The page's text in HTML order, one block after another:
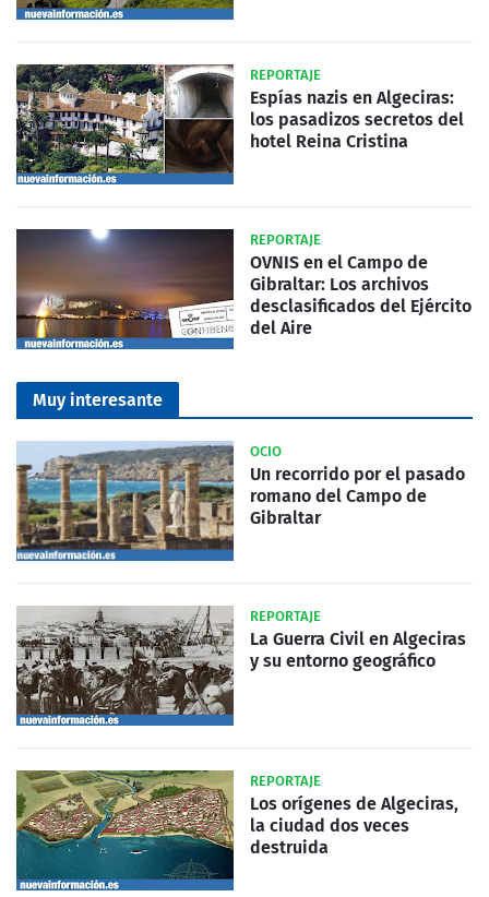
REPORTAJE
Espías nazis en Algeciras:
los pasadizos secretos del
hotel Reina Cristina
REPORTAJE
OVNIS en el Campo de
Gibraltar: Los archivos
desclasificados del Ejército
del Aire
Muy interesante
OCIO
Un recorrido por el pasado
romano del Campo de
Gibraltar
REPORTAJE
La Guerra Civil en Algeciras
y su entorno geográfico
REPORTAJE
Los orígenes de Algeciras,
la ciudad dos veces
destruida